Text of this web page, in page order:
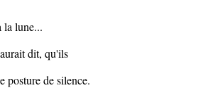
la lune...
dit, qu'ils
posture de silence.